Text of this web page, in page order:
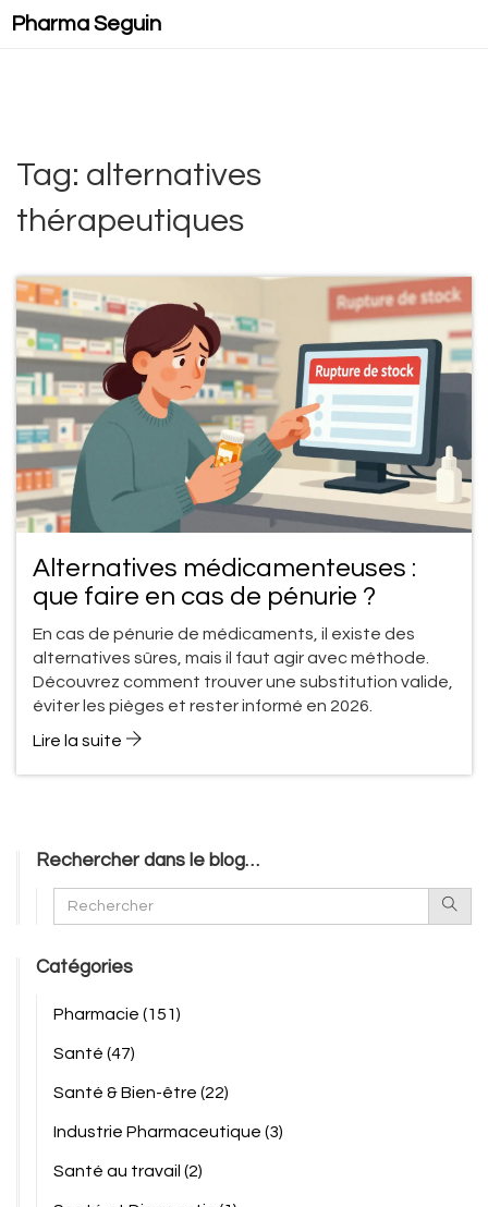
Pharma Seguin
Tag: alternatives
thérapeutiques
Alternatives médicamenteuses :
que faire en cas de pénurie ?
En cas de pénurie de médicaments, il existe des
alternatives sûres, mais il faut agir avec méthode.
Découvrez comment trouver une substitution valide,
éviter les pièges et rester informé en 2026.
Lire la suite
Rechercher dans le blog…
Catégories
Pharmacie (151)
Santé (47)
Santé & Bien-être (22)
Industrie Pharmaceutique (3)
Santé au travail (2)